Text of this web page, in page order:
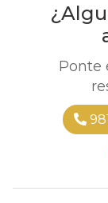
Ponte